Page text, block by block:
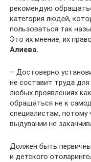
рекомендую
категория людей,
пользоваться так
Это их мнение, их
Алиева.
– Достоверно
не составит труда для
любых проявлениях
обращаться не к
специалистам, потому
выдувании не
Должен быть
и детского